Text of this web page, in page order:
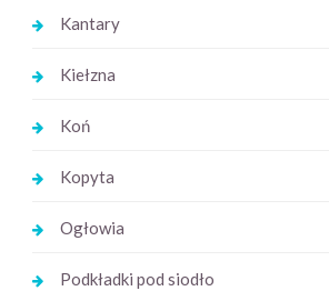
Kantary
Kiełzna
Koń
Kopyta
Ogłowia
Podkładki pod siodło